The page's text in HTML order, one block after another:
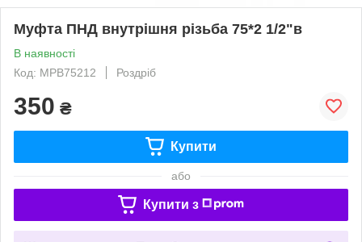
Муфта ПНД внутрішня різьба 75*2 1/2"в
В наявності
Код: МРВ75212
Роздріб
350 ₴
Купити
або
Купити з